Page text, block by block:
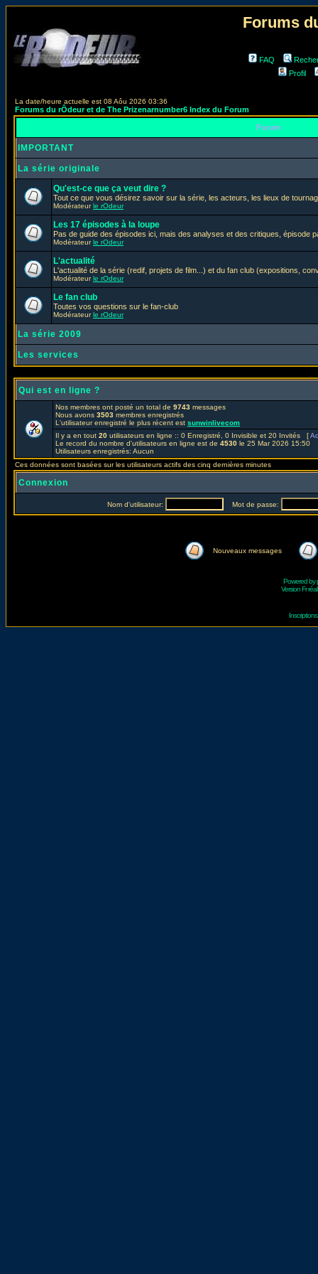
Forums
FAQ
Profil
La date/heure actuelle est 08 Aôu 2026 03:36
Forums du rÔdeur et de The Prizenarnumber6 Index du Forum
Forum
IMPORTANT
La série originale
Qu'est-ce que ça veut dire ?
Tout ce que vous désirez savoir sur la série, les acteurs, les lieux de
Modérateurle rOdeur
Les 17 épisodes à la loupe
Pas de guide des épisodes ici, mais des analyses et des critiques, épisode
Modérateurle rOdeur
L'actualité
L'actualité de la série (redif, projets de film...) et du fan club (expositions,
Modérateurle rOdeur
Le fan club
Toutes vos questions sur le fan-club
Modérateurle rOdeur
La série 2009
Les services
Qui est en ligne ?
Nos membres ont posté un total de 9743 messages
Nous avons 3503 membres enregistrés
L'utilisateur enregistré le plus récent est sunwinlivecom
Il y a en tout 20 utilisateurs en ligne :: 0 Enregistré, 0 Invisible et 20 Invités [
Le record du nombre d'utilisateurs en ligne est de 4530 le 25 Mar 2026 15:50
Utilisateurs enregistrés: Aucun
Ces données sont basées sur les utilisateurs actifs des cinq dernières minutes
Connexion
Nom d'utilisateur: Mot de passe:
Nouveaux messages
Powered by
Version Fr